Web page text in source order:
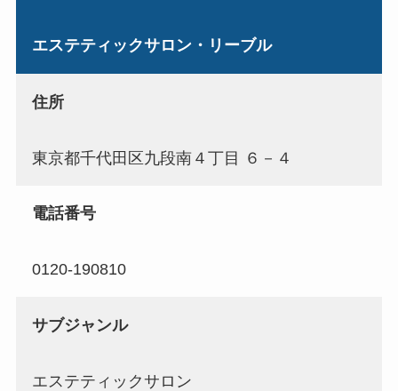
エステティックサロン・リーブル
住所
東京都千代田区九段南４丁目 ６－４
電話番号
0120-190810
サブジャンル
エステティックサロン